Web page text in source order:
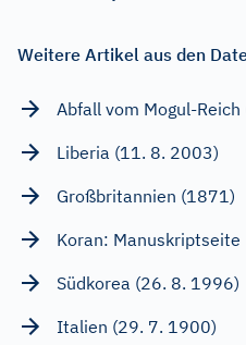
Weitere Artikel aus den
Abfall vom Mogul-
Liberia (11. 8. 2003)
Großbritannien (1871)
Koran: Manuskriptseite
Südkorea (26. 8. 1996)
Italien (29. 7. 1900)